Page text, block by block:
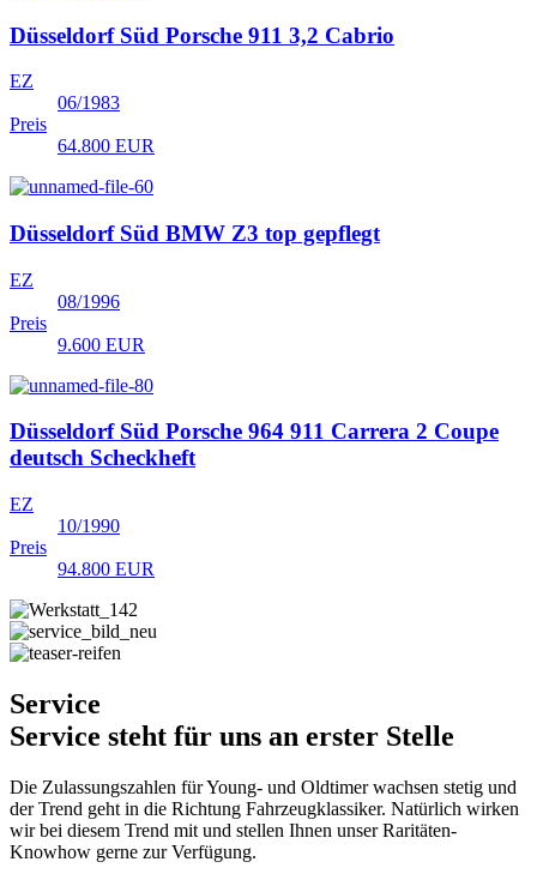
Düsseldorf Süd Porsche 911 3,2 Cabrio
EZ
06/1983
Preis
64.800 EUR
Düsseldorf Süd BMW Z3 top gepflegt
EZ
08/1996
Preis
9.600 EUR
Düsseldorf Süd Porsche 964 911 Carrera 2 Coupe
deutsch Scheckheft
EZ
10/1990
Preis
94.800 EUR
Service
Service steht für uns an erster Stelle
Die Zulassungszahlen für Young- und Oldtimer wachsen stetig und
der Trend geht in die Richtung Fahrzeugklassiker. Natürlich wirken
wir bei diesem Trend mit und stellen Ihnen unser Raritäten-
Knowhow gerne zur Verfügung.